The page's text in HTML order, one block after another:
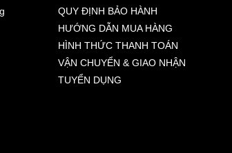
QUY ĐỊNH BẢO HÀNH
HƯỚNG DẪN MUA HÀNG
HÌNH THỨC THANH TOÁN
VẬN CHUYỂN & GIAO NHẬN
TUYỂN DỤNG